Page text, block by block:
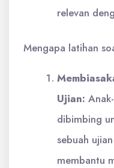
relevan
Mengapa latihan
Ujian:
dibimbing
sebuah
membantu